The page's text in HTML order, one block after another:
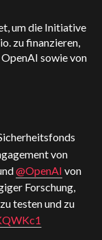
um die Initiative
zu finanzieren,
sowie von
von
@OpenAI von
Forschung,
testen und zu